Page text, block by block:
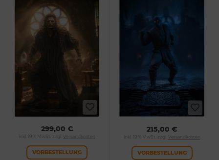
299,00 €
inkl. 19 % MwSt. zzgl. Versandkosten
VORBESTELLUNG
215,00 €
inkl. 19 % MwSt. zzgl. Versandkosten
VORBESTELLUNG